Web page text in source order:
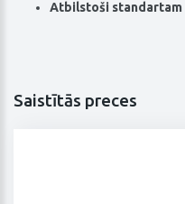
Atbilstoši standartam
Saistītās preces